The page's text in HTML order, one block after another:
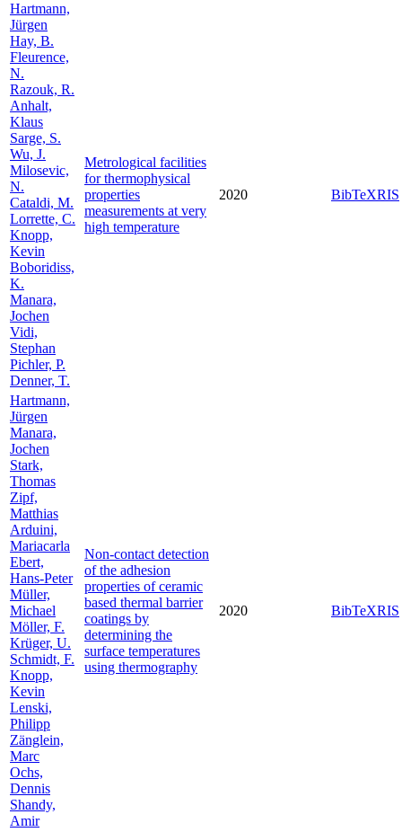
Hartmann,
Jürgen
Hay, B.
Fleurence,
N.
Razouk, R.
Anhalt,
Klaus
Sarge, S.
Wu, J.
Milosevic,
N.
Cataldi, M.
Lorrette, C.
Knopp,
Kevin
Boboridiss,
K.
Manara,
Jochen
Vidi,
Stephan
Pichler, P.
Denner, T.
Metrological facilities
for thermophysical
properties
measurements at very
high temperature
2020 BibTeXRIS
Hartmann,
Jürgen
Manara,
Jochen
Stark,
Thomas
Zipf,
Matthias
Arduini,
Mariacarla
Ebert,
Hans-Peter
Müller,
Michael
Möller, F.
Krüger, U.
Schmidt, F.
Knopp,
Kevin
Lenski,
Philipp
Zänglein,
Marc
Ochs,
Dennis
Shandy,
Amir
Non-contact detection
of the adhesion
properties of ceramic
based thermal barrier
coatings by
determining the
surface temperatures
using thermography
2020 BibTeXRIS